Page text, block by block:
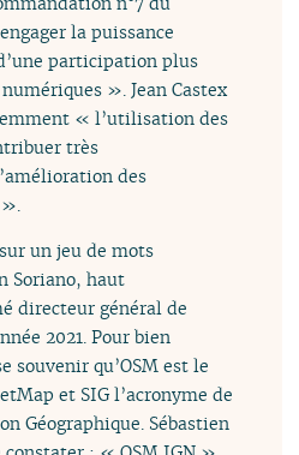
la puissance
participation plus
». Jean Castex
« l’utilisation des
très
des
».
un jeu de mots
Soriano, haut
directeur général de
2021. Pour bien
souvenir qu’OSM est le
et SIG l’acronyme de
Géographique. Sébastien